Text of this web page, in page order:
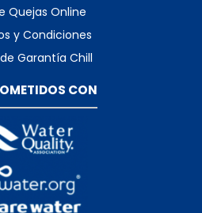
Quejas Online
y Condiciones
Garantía Chill
CON